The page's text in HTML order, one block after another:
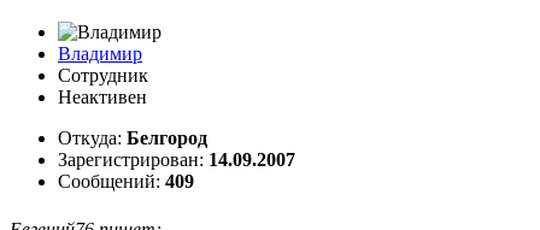
Владимир
Сотрудник
Неактивен
Откуда: Белгород
Зарегистрирован: 14.09.2007
Сообщений: 409